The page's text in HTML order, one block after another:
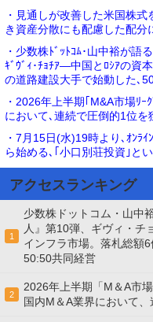
・見通しが改善した米国株
き資産分散にも配慮した配分
・少数株ﾄﾞｯﾄｺﾑ･山中裕が語
ｷﾞｳﾞｨ･ﾁｮﾁｱ―中国とﾛｼｱの資
の道路建設大手で始動した､
・2026年上半期｢M&A市場ﾘｰ
において､連続で圧倒的1位を
・7月15日(水)19時より､ｵﾝﾗ
ら始める､｢小口別荘投資｣と
アクセスランキング
1
少数株ドットコム・山中
人』第10弾、ギヴィ・
インフラ市場。落札総額
50:50共同経営
2
2026年上半期「M＆A市
国内M＆A業界において